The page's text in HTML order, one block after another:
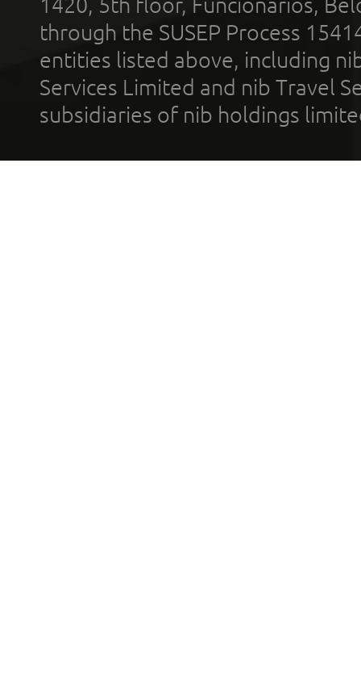
through the SUSEP Process
entities listed above, including
Services Limited and nib Travel
subsidiaries of nib holdings